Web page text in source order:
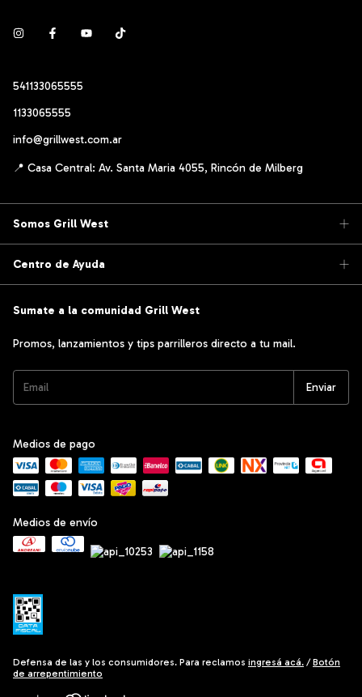
541133065555
1133065555
info@grillwest.com.ar
Somos Grill West
Centro de Ayuda
Sumate a la comunidad Grill West
Promos, lanzamientos y tips parrilleros directo a tu mail.
Medios de pago
Medios de envío
Defensa de las y los consumidores. Para reclamos ingresá acá. / Botón
de arrepentimiento